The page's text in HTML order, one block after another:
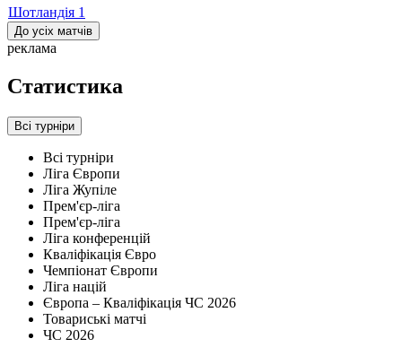
Шотландія 1
До усіх матчів
реклама
Статистика
Всі турніри
Всі турніри
Ліга Європи
Ліга Жупіле
Прем'єр-ліга
Прем'єр-ліга
Ліга конференцій
Кваліфікація Євро
Чемпіонат Європи
Ліга націй
Європа – Кваліфікація ЧС 2026
Товариські матчі
ЧС 2026